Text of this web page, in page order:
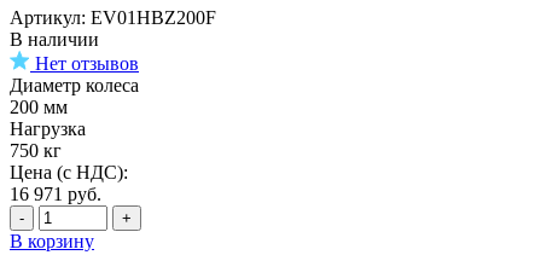
Артикул: EV01HBZ200F
В наличии
Нет отзывов
Диаметр колеса
200 мм
Нагрузка
750 кг
Цена (с НДС):
16 971 руб.
- +
В корзину